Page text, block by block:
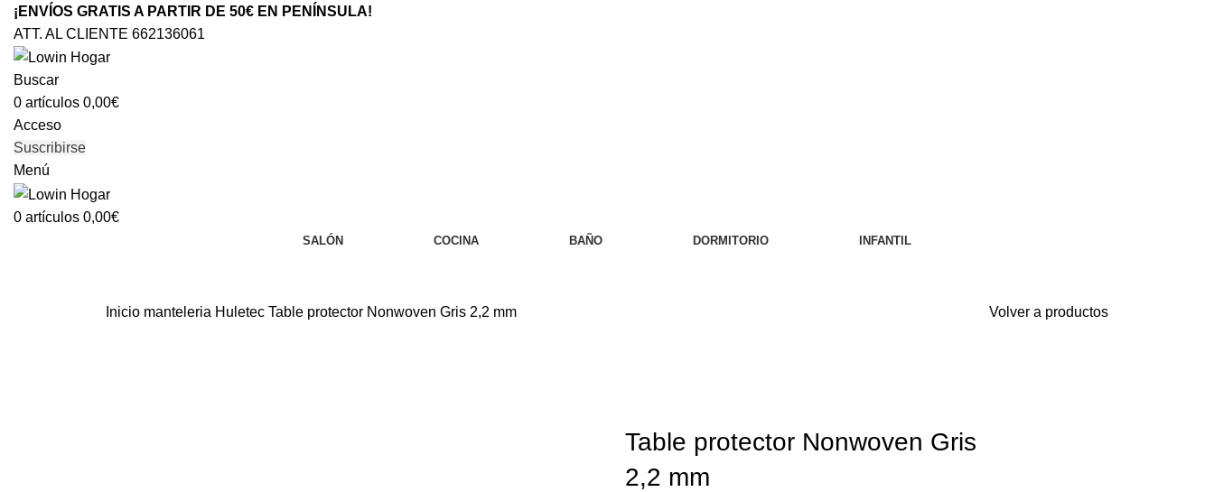
¡ENVÍOS GRATIS A PARTIR DE 50€ EN PENÍNSULA!
ATT. AL CLIENTE 662136061
Buscar
0 artículos 0,00€
Acceso
Suscribirse
Menú
0 artículos 0,00€
SALÓN COCINA BAÑO DORMITORIO INFANTIL
Inicio manteleria Huletec Table protector Nonwoven Gris 2,2 mm Volver a productos
Table protector Nonwoven Gris
2,2 mm